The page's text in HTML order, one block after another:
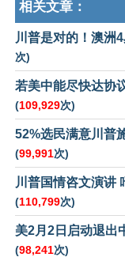
相关文章：
川普是对的！澳洲
次)
若美中能尽快达协
(109,929次)
52%选民满意川普
(99,991次)
川普国情咨文演讲
(110,799次)
美2月2日启动退出
(98,241次)